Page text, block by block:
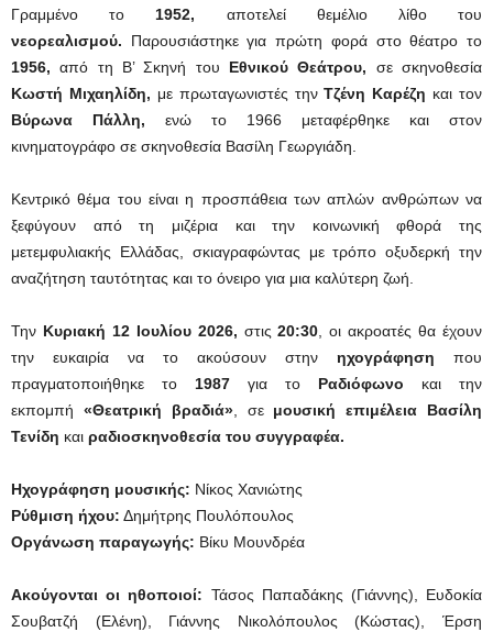
Γραμμένο το1952, αποτελεί θεμέλιο λίθο του
νεορεαλισμού. Παρουσιάστηκε για πρώτη φορά στο θέατρο το
1956, από τη Β’ Σκηνή του Εθνικού Θεάτρου, σε σκηνοθεσία
Κωστή Μιχαηλίδη, με πρωταγωνιστές τηνΤζένη Καρέζη και τον
Βύρωνα Πάλλη, ενώ το 1966 μεταφέρθηκε και στον
κινηματογράφο σε σκηνοθεσία Βασίλη Γεωργιάδη.
Κεντρικό θέμα του είναι η προσπάθεια των απλών ανθρώπων να
ξεφύγουν από τη μιζέρια και την κοινωνική φθορά της
μετεμφυλιακής Ελλάδας, σκιαγραφώντας με τρόπο οξυδερκή την
αναζήτηση ταυτότητας και το όνειρο για μια καλύτερη ζωή.
Την Κυριακή 12 Ιουλίου 2026, στις20:30, οι ακροατές θα έχουν
την ευκαιρία να το ακούσουν στην ηχογράφηση που
πραγματοποιήθηκε το 1987 για το Ραδιόφωνο και την
εκπομπή «Θεατρική βραδιά», σε μουσική επιμέλεια Βασίλη
Τενίδη και ραδιοσκηνοθεσία του συγγραφέα.
Ηχογράφηση μουσικής: Νίκος Χανιώτης
Ρύθμιση ήχου: Δημήτρης Πουλόπουλος
Οργάνωση παραγωγής: Βίκυ Μουνδρέα
Ακούγονται οι ηθοποιοί: Τάσος Παπαδάκης (Γιάννης), Ευδοκία
Σουβατζή (Ελένη), Γιάννης Νικολόπουλος (Κώστας), Έρση